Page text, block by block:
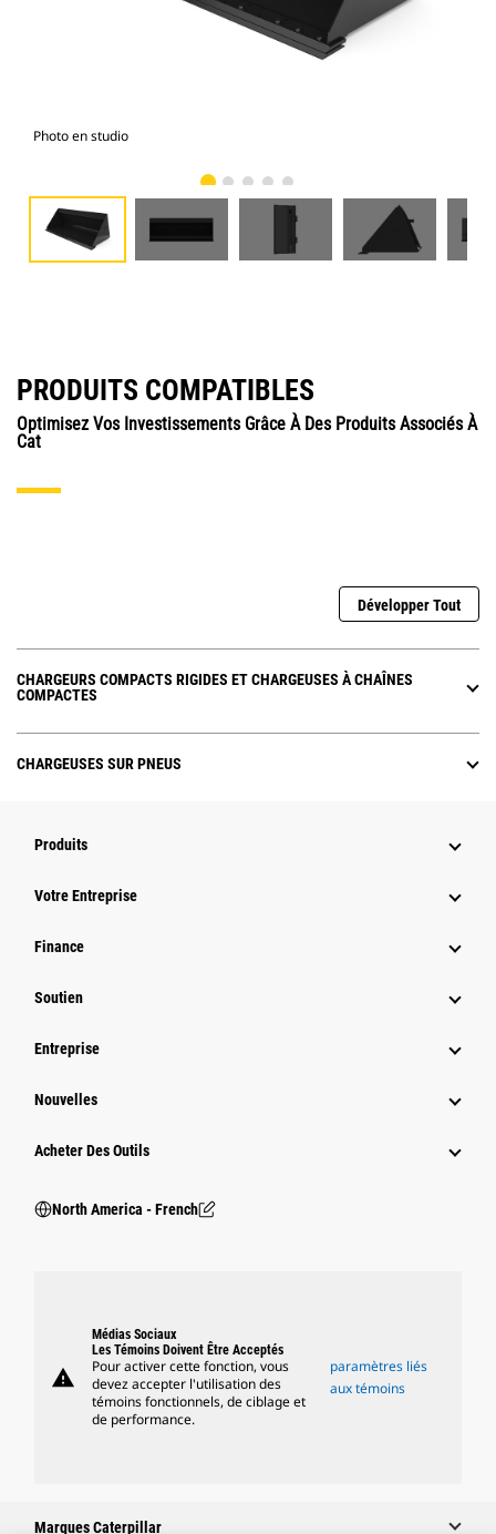
Photo en studio
PRODUITS COMPATIBLES
Optimisez Vos Investissements Grâce À Des Produits Associés À
Cat
Développer Tout
CHARGEURS COMPACTS RIGIDES ET CHARGEUSES À CHAÎNES
COMPACTES
CHARGEUSES SUR PNEUS
Produits
Votre Entreprise
Finance
Soutien
Entreprise
Nouvelles
Acheter Des Outils
North America - French
warning
Médias Sociaux
Les Témoins Doivent Être Acceptés
Pour activer cette fonction, vous
devez accepter l'utilisation des
témoins fonctionnels, de ciblage et
de performance.
paramètres liés
aux témoins
Marques Caterpillar